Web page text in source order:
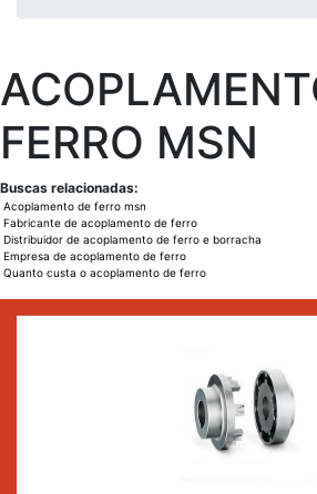
FERRO MSN
Buscas relacionadas:
Acoplamento de ferro msn
Fabricante de acoplamento de ferro
Distribuidor de acoplamento de ferro e borracha
Empresa de acoplamento de ferro
Quanto custa o acoplamento de ferro